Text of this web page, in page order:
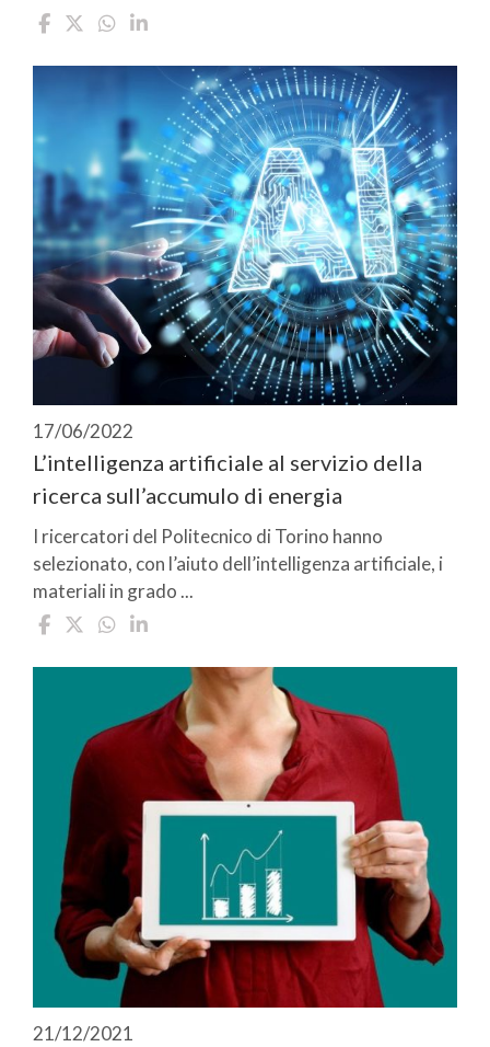
17/06/2022
L’intelligenza artificiale al servizio della
ricerca sull’accumulo di energia
I ricercatori del Politecnico di Torino hanno
selezionato, con l’aiuto dell’intelligenza artificiale, i
materiali in grado ...
21/12/2021